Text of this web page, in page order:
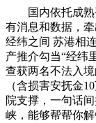
国内依托成熟
有消息和数据，
经纬之间 苏港相
产推介勾当“经纬
查获两名不法入
（含损害安抚金
院支撑，一句话
峡，能够帮帮你